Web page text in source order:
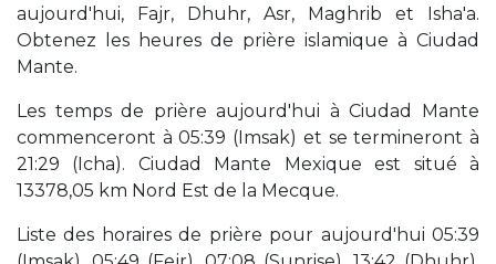
aujourd'hui, Fajr, Dhuhr, Asr, Maghrib et Isha'a.
Obtenez les heures de prière islamique à Ciudad
Mante.
Les temps de prière aujourd'hui à Ciudad Mante
commenceront à 05:39 (Imsak) et se termineront à
21:29 (Icha). Ciudad Mante Mexique est situé à
13378,05 km Nord Est de la Mecque.
Liste des horaires de prière pour aujourd'hui 05:39